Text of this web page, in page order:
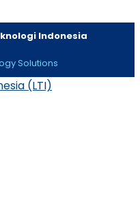
Indonesia
Solutions